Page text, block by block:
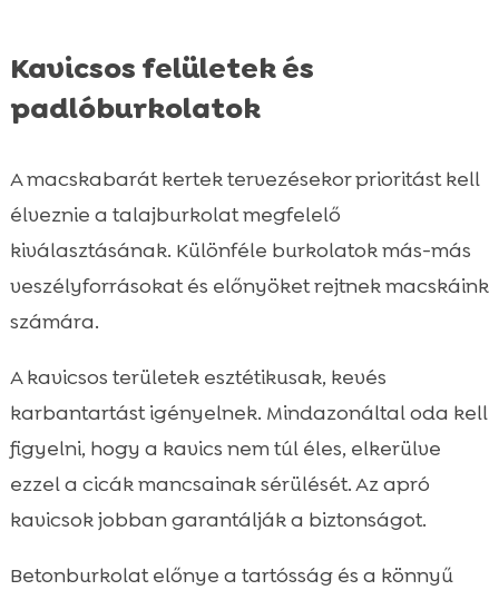
Kavicsos felületek és
padlóburkolatok
A macskabarát kertek tervezésekor prioritást kell
élveznie a talajburkolat megfelelő
kiválasztásának. Különféle burkolatok más-más
veszélyforrásokat és előnyöket rejtnek macskáink
számára.
A kavicsos területek esztétikusak, kevés
karbantartást igényelnek. Mindazonáltal oda kell
figyelni, hogy a kavics nem túl éles, elkerülve
ezzel a cicák mancsainak sérülését. Az apró
kavicsok jobban garantálják a biztonságot.
Betonburkolat előnye a tartósság és a könnyű